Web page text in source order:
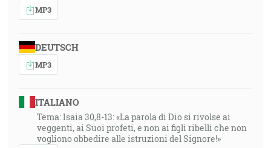
MP3
DEUTSCH
MP3
ITALIANO
Tema: Isaia 30,8-13: «La parola di Dio si rivolse ai
veggenti, ai Suoi profeti, e non ai figli ribelli che non
vogliono obbedire alle istruzioni del Signore!»